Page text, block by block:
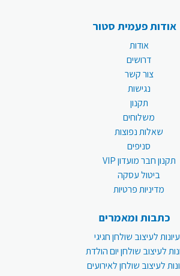
אודות פעמית סטור
אודות
דרושים
צור קשר
נגישות
תקנון
משלוחים
שאלות נפוצות
סניפים
תקנון חבר מועדון VIP
ביטול עסקה
מדיניות פרטיות
כתבות ומאמרים
לעיצוב שולחן חגיגי
לעיצוב שולחן יום הולדת
לעיצוב שולחן לאירועים